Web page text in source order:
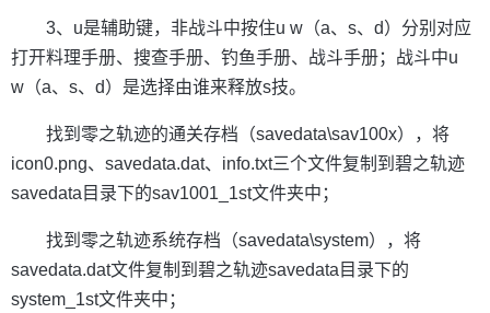
3、u是辅助键，非战斗中按住u w（a、s、d）分别对应
打开料理手册、搜查手册、钓鱼手册、战斗手册；战斗中u
w（a、s、d）是选择由谁来释放s技。
找到零之轨迹的通关存档（savedata\sav100x），将
icon0.png、savedata.dat、info.txt三个文件复制到碧之轨迹
savedata目录下的sav1001_1st文件夹中；
找到零之轨迹系统存档（savedata\system），将
savedata.dat文件复制到碧之轨迹savedata目录下的
system_1st文件夹中；